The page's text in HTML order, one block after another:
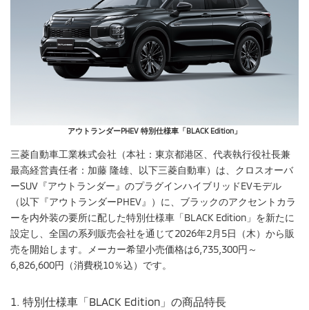
アウトランダーPHEV 特別仕様車「BLACK Edition」
三菱自動車工業株式会社（本社：東京都港区、代表執行役社長兼
最高経営責任者：加藤 隆雄、以下三菱自動車）は、クロスオーバ
ーSUV『アウトランダー』のプラグインハイブリッドEVモデル
（以下『アウトランダーPHEV』）に、ブラックのアクセントカラ
ーを内外装の要所に配した特別仕様車「BLACK Edition」を新たに
設定し、全国の系列販売会社を通じて2026年2月5日（木）から販
売を開始します。メーカー希望小売価格は6,735,300円～
6,826,600円（消費税10％込）です。
1. 特別仕様車「BLACK Edition」の商品特長